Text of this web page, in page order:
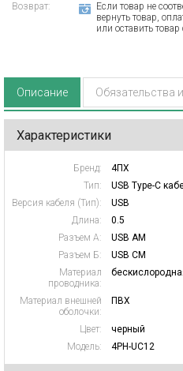
Возврат:
Если товар не
вернуть товар,
или оставить
Описание Обязательства
Характеристики
Бренд:
4ПХ
Тип:
USB Type-C
Версия кабеля (Тип):
USB
Длина:
0.5
Разъем А:
USB AM
Разъем Б:
USB CM
Материал
проводника:
Материал внешней
оболочки:
ПВХ
Цвет:
черный
Модель:
4PH-UC12